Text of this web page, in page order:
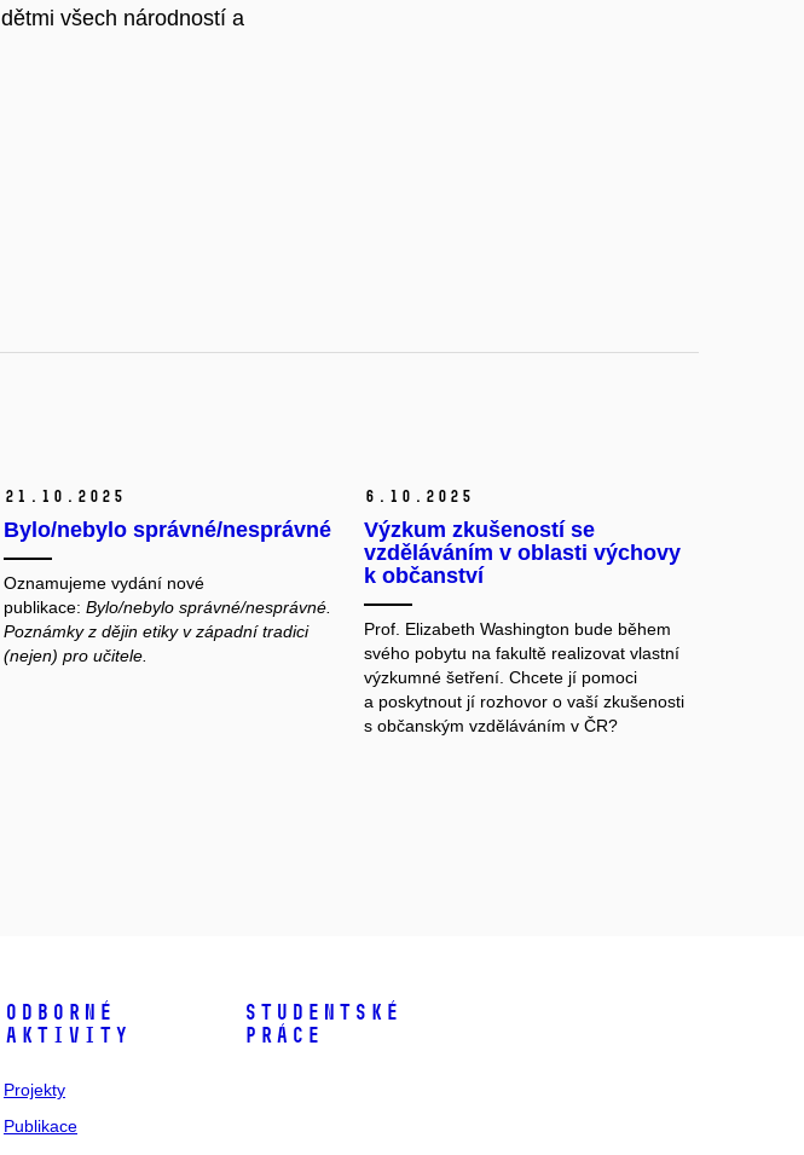
všech národností a
21. 10. 2025
Bylo/nebylo správné/nesprávné
Oznamujeme vydání nové
publikace: Bylo/nebylo správné/nesprávné.
Poznámky z dějin etiky v západní tradici
(nejen) pro učitele.
6. 10. 2025
Výzkum zkušeností se
vzděláváním v oblasti výchovy
k občanství
Prof. Elizabeth Washington bude během
svého pobytu na fakultě realizovat vlastní
výzkumné šetření. Chcete jí pomoci
a poskytnout jí rozhovor o vaší zkušenosti
s občanským vzděláváním v ČR?
Odborné
aktivity
Projekty
Publikace
Studentské
práce